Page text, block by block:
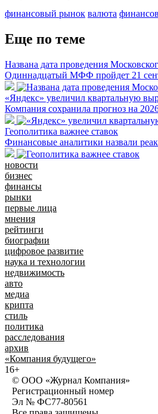
финансовый рынок валюта
Еще по теме
Названа дата проведения
Одиннадцатый МФФ пройдет 21
«Яндекс» увеличил квартальную
Компания сохранила прогноз на
Геополитика важнее ставок
Финансовые аналитики назвали
новости
бизнес
финансы
рынки
первые лица
мнения
рейтинги
биографии
цифровое развитие
наука и технологии
недвижимость
авто
медиа
крипта
стиль
политика
расследования
архив
«Компания будущего»
16+
© ООО «Журнал Компания»
Регистрационный номер
Эл № ФС77-80561